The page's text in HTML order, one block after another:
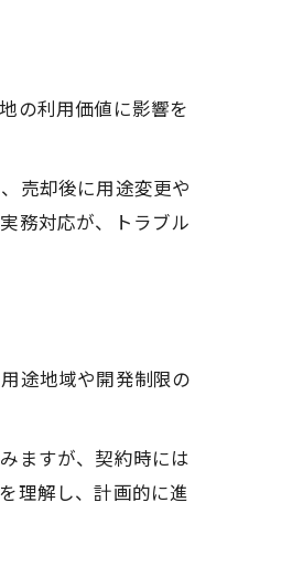
の利用価値に影響を
売却後に用途変更や
務対応が、トラブル
途地域や開発制限の
ますが、契約時には
理解し、計画的に進